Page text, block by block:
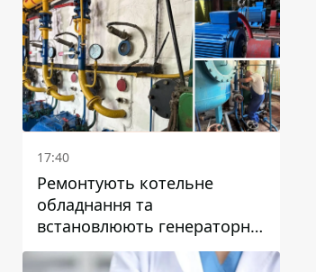
17:40
Ремонтують котельне
обладнання та
встановлюють генераторні
установки: як у Дніпрі